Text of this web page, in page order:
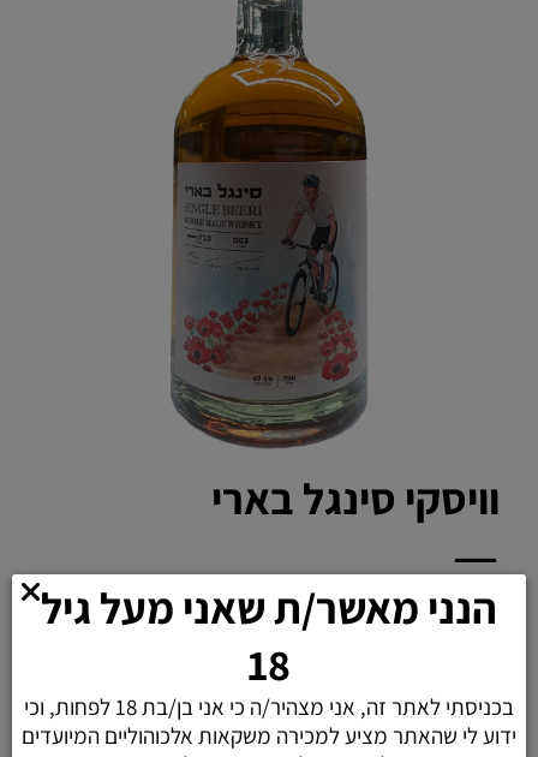
וויסקי סינגל בארי
בכל שנה, בסוף הקיץ, מתרחש הפלא: אדמת הלס יבשה,
סדוקה, צמאה לגשם.
ואז בתפר שבין תשרי לחשוון, מגיע חודש אוקטובר. כן,
כן, אוקטובר כי לטבע יש זיכרון פנומנלי, אבל אפילו לא
יום זיכרון אחד...
הנני מאשר/ת שאני מעל גיל
18
בכניסתי לאתר זה, אני מצהיר/ה כי אני בן/בת 18 לפחות, וכי
ידוע לי שהאתר מציע למכירה משקאות אלכוהוליים המיועדים